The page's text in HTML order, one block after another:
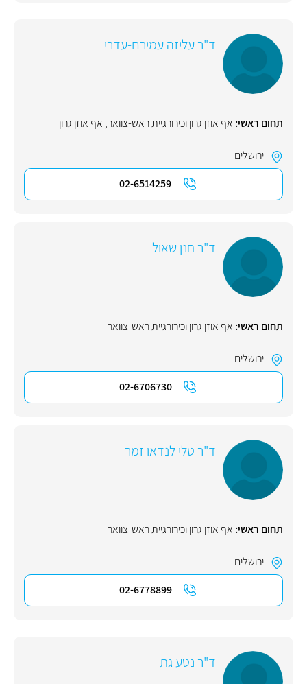
ד"ר עליזה עמירם-עדרי
תחום ראשי: אף אוזן גרון וכירורגיית ראש-צוואר, אף אוזן גרון
ירושלים
02-6514259
ד"ר חנן שאול
תחום ראשי: אף אוזן גרון וכירורגיית ראש-צוואר
ירושלים
02-6706730
ד"ר טלי לנדאו זמר
תחום ראשי: אף אוזן גרון וכירורגיית ראש-צוואר
ירושלים
02-6778899
ד"ר נטע גת